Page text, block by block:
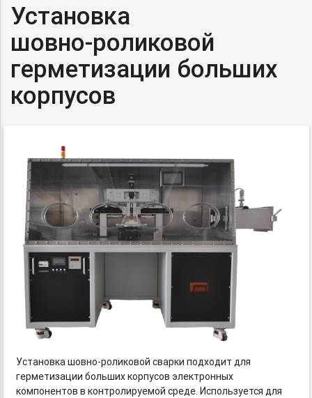
Установка
шовно-роликовой
герметизации больших
корпусов
Установкашовно-роликовой сварки подходит для
герметизации больших корпусов электронных
компонентов в контролируемой среде. Используется для